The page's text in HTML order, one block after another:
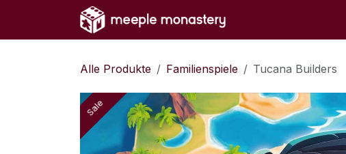
Zum Inhalt springen
Alle Produkte Familienspiele Tucana Builders
Sale
Sale